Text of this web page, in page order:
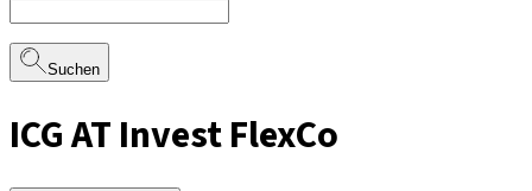
Suchen
ICG AT Invest FlexCo